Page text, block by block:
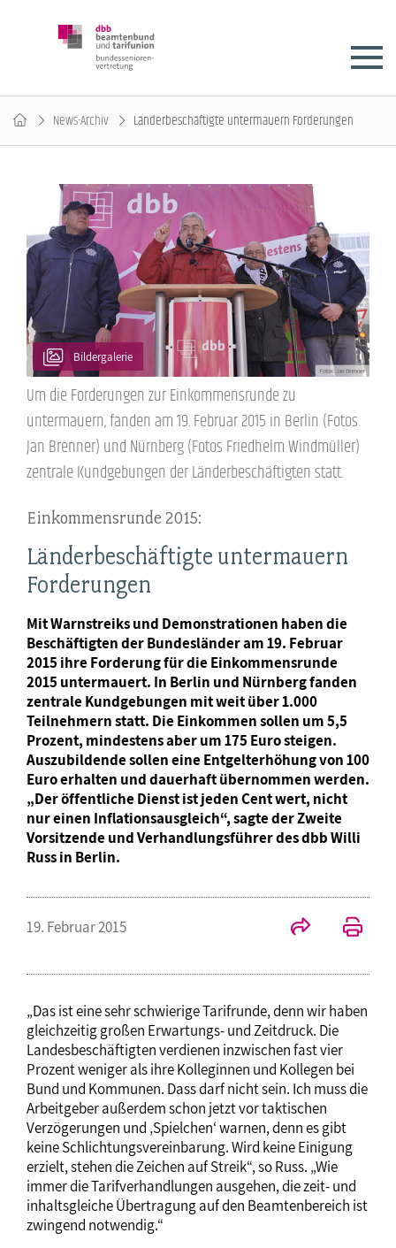
News-Archiv Länderbeschäftigte untermauern Forderungen
Bildergalerie
Um die Forderungen zur Einkommensrunde zu
untermauern, fanden am 19. Februar 2015 in Berlin (Fotos
Jan Brenner) und Nürnberg (Fotos Friedhelm Windmüller)
zentrale Kundgebungen der Länderbeschäftigten statt.
Einkommensrunde 2015:
Länderbeschäftigte untermauern
Forderungen
Mit Warnstreiks und Demonstrationen haben die
Beschäftigten der Bundesländer am 19. Februar
2015 ihre Forderung für die Einkommensrunde
2015 untermauert. In Berlin und Nürnberg fanden
zentrale Kundgebungen mit weit über 1.000
Teilnehmern statt. Die Einkommen sollen um 5,5
Prozent, mindestens aber um 175 Euro steigen.
Auszubildende sollen eine Entgelterhöhung von 100
Euro erhalten und dauerhaft übernommen werden.
„Der öffentliche Dienst ist jeden Cent wert, nicht
nur einen Inflationsausgleich“, sagte der Zweite
Vorsitzende und Verhandlungsführer des dbb Willi
Russ in Berlin.
19. Februar 2015
„Das ist eine sehr schwierige Tarifrunde, denn wir haben
gleichzeitig großen Erwartungs- und Zeitdruck. Die
Landesbeschäftigten verdienen inzwischen fast vier
Prozent weniger als ihre Kolleginnen und Kollegen bei
Bund und Kommunen. Dass darf nicht sein. Ich muss die
Arbeitgeber außerdem schon jetzt vor taktischen
Verzögerungen und ‚Spielchen‘ warnen, denn es gibt
keine Schlichtungsvereinbarung. Wird keine Einigung
erzielt, stehen die Zeichen auf Streik“, so Russ. „Wie
immer die Tarifverhandlungen ausgehen, die zeit- und
inhaltsgleiche Übertragung auf den Beamtenbereich ist
zwingend notwendig.“